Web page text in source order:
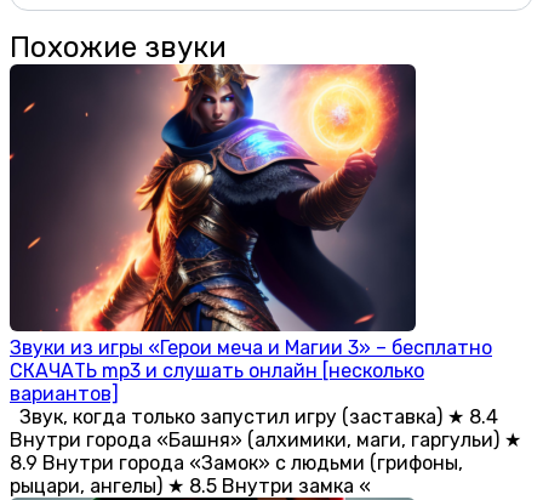
Похожие звуки
Звуки из игры «Герои меча и Магии 3» – бесплатно
СКАЧАТЬ mp3 и слушать онлайн [несколько
вариантов]
Звук, когда только запустил игру (заставка) ★ 8.4
Внутри города «Башня» (алхимики, маги, гаргульи) ★
8.9 Внутри города «Замок» с людьми (грифоны,
рыцари, ангелы) ★ 8.5 Внутри замка «